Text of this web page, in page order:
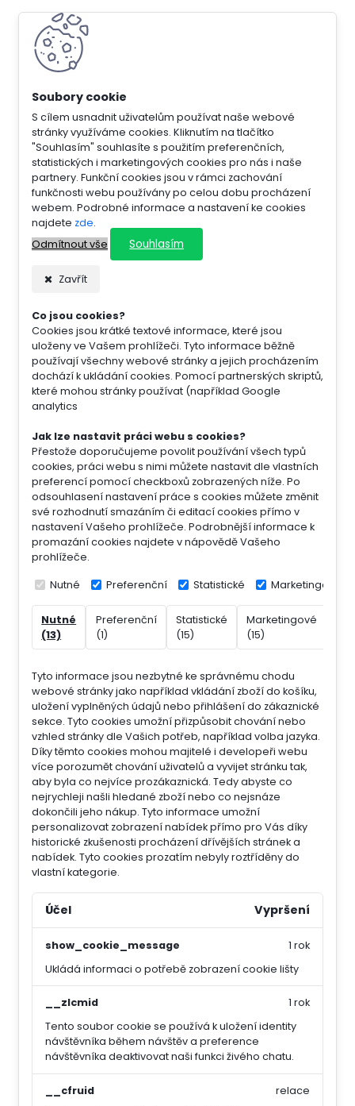
S cílem usnadnit uživatelům používat naše webové
stránky využíváme cookies. Kliknutím na tlačítko
"Souhlasím" souhlasíte s použitím preferenčních,
statistických i marketingových cookies pro nás i naše
partnery. Funkční cookies jsou v rámci zachování
funkčnosti webu používány po celou dobu procházení
webem. Podrobné informace a nastavení ke cookies
najdete zde.
Odmítnout vše
Souhlasím
Zavřít
Co jsou cookies?
Cookies jsou krátké textové informace, které jsou
uloženy ve Vašem prohlížeči. Tyto informace běžně
používají všechny webové stránky a jejich procházením
dochází k ukládání cookies. Pomocí partnerských skriptů,
které mohou stránky používat (například Google
analytics
Jak lze nastavit práci webu s cookies?
Přestože doporučujeme povolit používání všech typů
cookies, práci webu s nimi můžete nastavit dle vlastních
preferencí pomocí checkboxů zobrazených níže. Po
odsouhlasení nastavení práce s cookies můžete změnit
své rozhodnutí smazáním či editací cookies přímo v
nastavení Vašeho prohlížeče. Podrobnější informace k
promazání cookies najdete v nápovědě Vašeho
prohlížeče.
Nutné Preferenční Statistické Marketingové
Nutné
(13)
Preferenční
(1)
Statistické
(15)
Marketingové
(15)
Tyto informace jsou nezbytné ke správnému chodu
webové stránky jako například vkládání zboží do košíku,
uložení vyplněných údajů nebo přihlášení do zákaznické
sekce. Tyto cookies umožní přizpůsobit chování nebo
vzhled stránky dle Vašich potřeb, například volba jazyka.
Díky těmto cookies mohou majitelé i developeři webu
více porozumět chování uživatelů a vyvijet stránku tak,
aby byla co nejvíce prozákaznická. Tedy abyste co
nejrychleji našli hledané zboží nebo co nejsnáze
dokončili jeho nákup. Tyto informace umožní
personalizovat zobrazení nabídek přímo pro Vás díky
historické zkušenosti procházení dřívějších stránek a
nabídek. Tyto cookies prozatím nebyly roztříděny do
vlastní kategorie.
Účel Vypršení
show_cookie_message
Ukládá informaci o potřebě zobrazení cookie lišty
1 rok
__zlcmid
Tento soubor cookie se používá k uložení identity
návštěvníka během návštěv a preference
návštěvníka deaktivovat naši funkci živého chatu.
1 rok
__cfruid
relace